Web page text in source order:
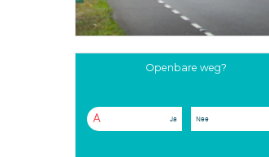
Openbare weg?
A Ja Nee